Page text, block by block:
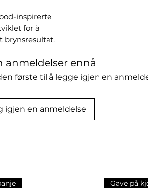
inspirerte
for å
brynsresultat.
gir deg
holder
de mest
vil enkelt
ha dem: enten
anmeldelser ennå
første til å legge igjen en
igjen en anmeldelse
Gave på